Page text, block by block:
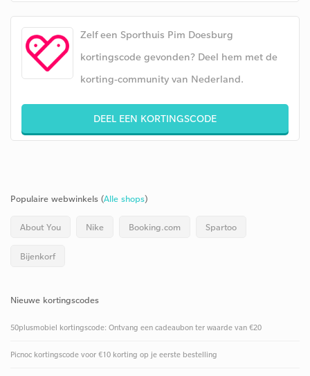
Zelf een Sporthuis Pim Doesburg
kortingscode gevonden? Deel hem met de
korting-community van Nederland.
DEEL EEN KORTINGSCODE
Populaire webwinkels (Alle shops)
About You Nike Booking.com Spartoo
Bijenkorf
Nieuwe kortingscodes
50plusmobiel kortingscode: Ontvang een cadeaubon ter waarde van €20
Picnoc kortingscode voor €10 korting op je eerste bestelling